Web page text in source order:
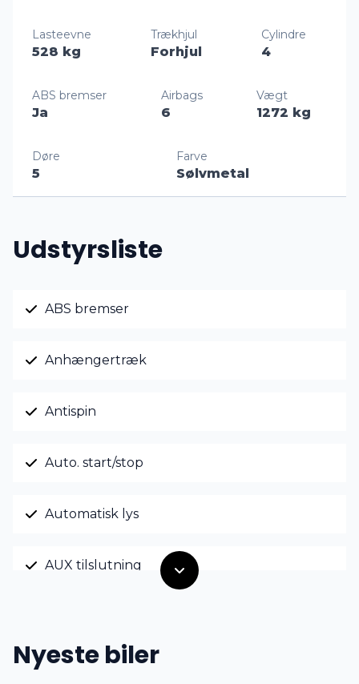
Lasteevne
528 kg
Trækhjul
Forhjul
Cylindre
4
ABS bremser
Ja
Airbags
6
Vægt
1272 kg
Døre
5
Farve
Sølvmetal
Udstyrsliste
ABS bremser
Anhængertræk
Antispin
Auto. start/stop
Automatisk lys
AUX tilslutning
El-ruder
Nyeste biler